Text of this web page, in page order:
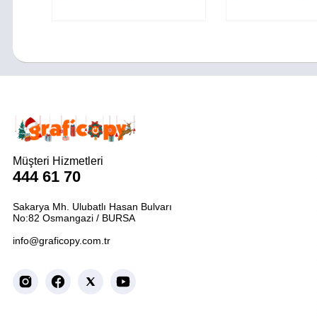
Müşteri Hizmetleri
444 61 70
Sakarya Mh. Ulubatlı Hasan Bulvarı
No:82 Osmangazi / BURSA
info@graficopy.com.tr